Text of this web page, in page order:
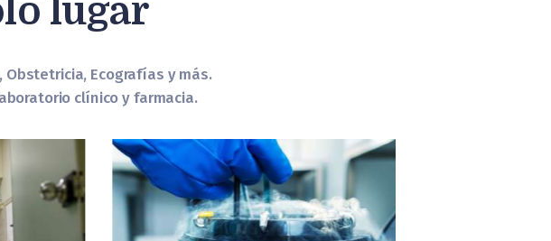
lugar
Ecografías y más.
clínico y farmacia.